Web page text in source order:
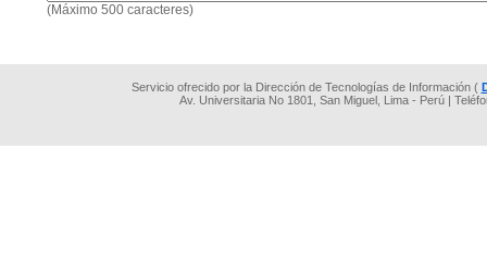
(Máximo 500 caracteres)
Servicio ofrecido por la Dirección de Tecnologías de Información (
Av. Universitaria No 1801, San Miguel, Lima - Perú |